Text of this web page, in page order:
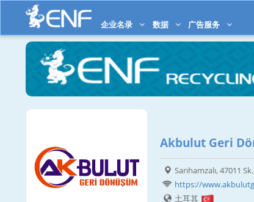
企业名录 数据 广告服务
Akbulut Geri
Sarıhamzalı, 47011
https://
土耳其